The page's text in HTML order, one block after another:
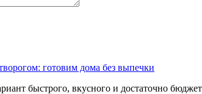
готовим дома без выпечки
быстрого, вкусного и достаточно